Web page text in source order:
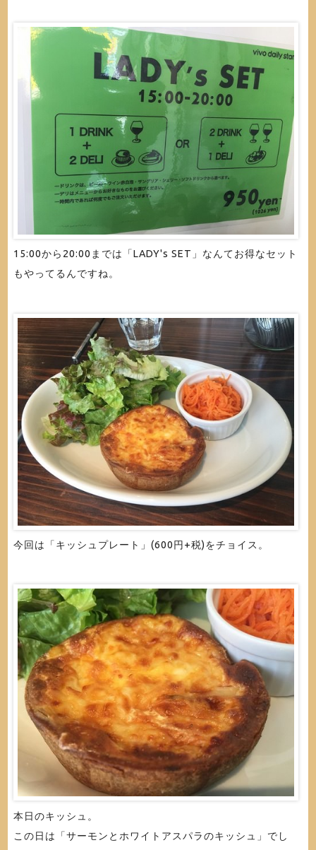
15:00から20:00までは「LADY's SET」なんてお得なセット
もやってるんですね。
今回は「キッシュプレート」(600円+税)をチョイス。
本日のキッシュ。
この日は「サーモンとホワイトアスパラのキッシュ」でし